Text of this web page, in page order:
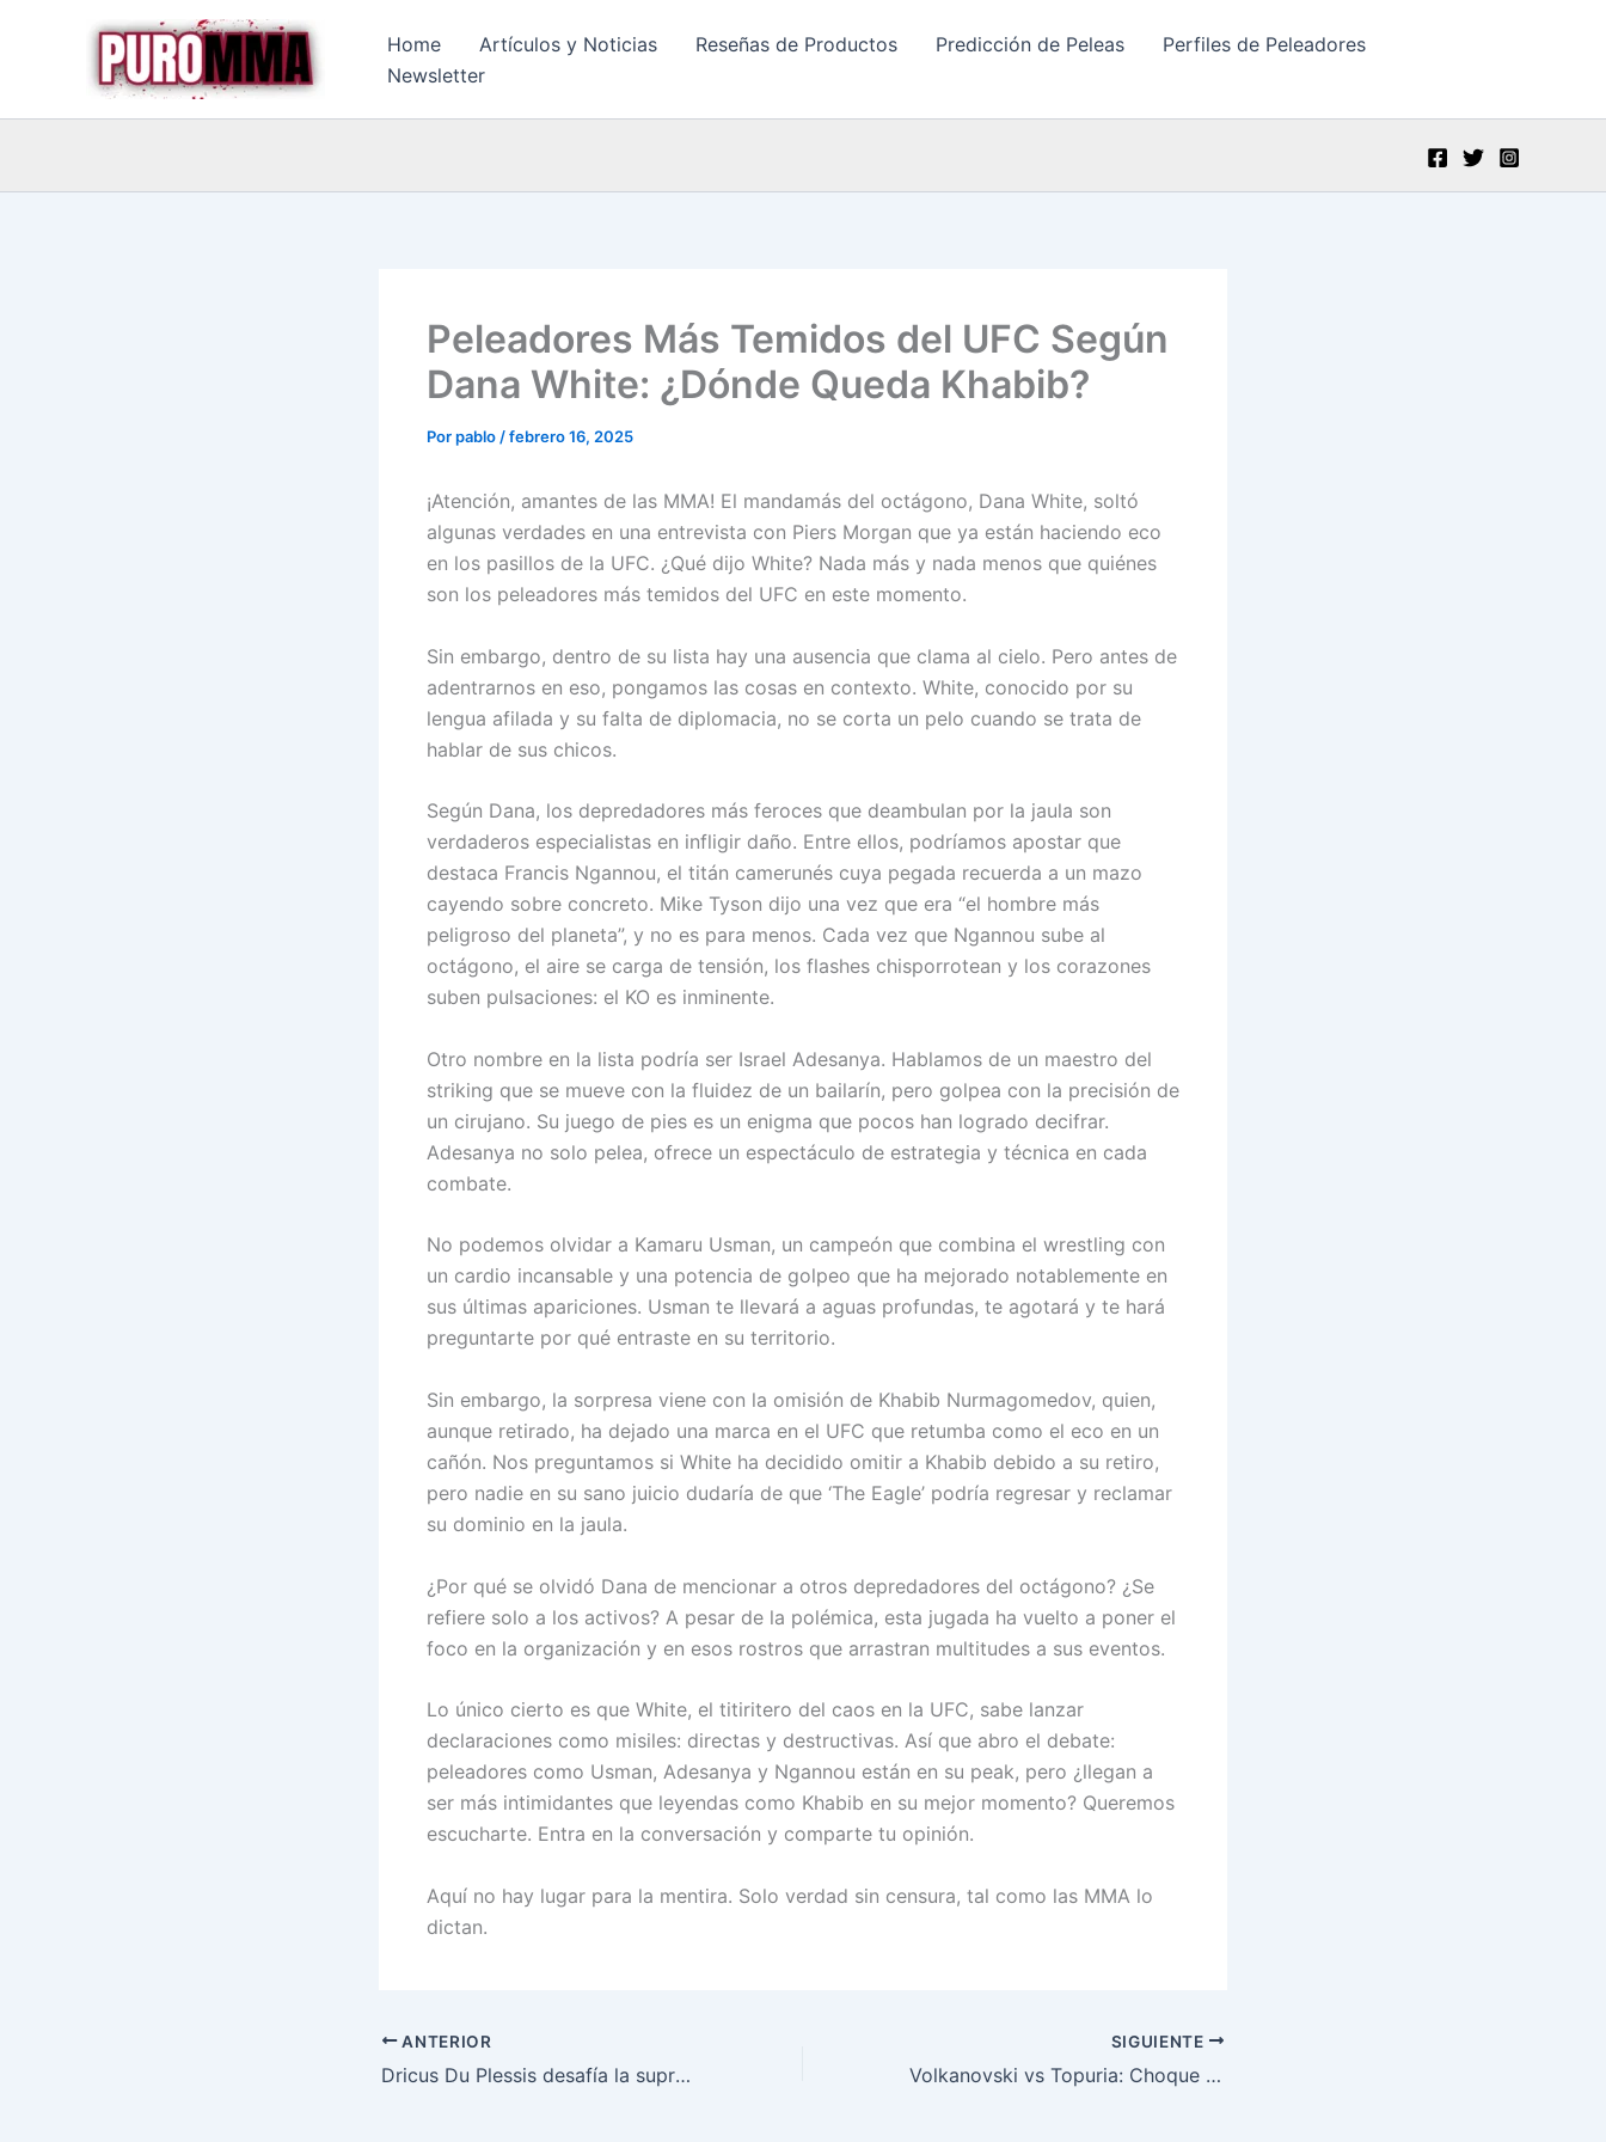
Home Artículos y Noticias Reseñas de Productos Predicción de Peleas
Perfiles de Peleadores
Newsletter
Peleadores Más Temidos del UFC Según
Dana White: ¿Dónde Queda Khabib?
Porpablo /febrero 16, 2025
¡Atención, amantes de las MMA! El mandamás del octágono, Dana White, soltó
algunas verdades en una entrevista con Piers Morgan que ya están haciendo eco
en los pasillos de la UFC. ¿Qué dijo White? Nada más y nada menos que quiénes
son los peleadores más temidos del UFC en este momento.
Sin embargo, dentro de su lista hay una ausencia que clama al cielo. Pero antes de
adentrarnos en eso, pongamos las cosas en contexto. White, conocido por su
lengua afilada y su falta de diplomacia, no se corta un pelo cuando se trata de
hablar de sus chicos.
Según Dana, los depredadores más feroces que deambulan por la jaula son
verdaderos especialistas en infligir daño. Entre ellos, podríamos apostar que
destaca Francis Ngannou, el titán camerunés cuya pegada recuerda a un mazo
cayendo sobre concreto. Mike Tyson dijo una vez que era “el hombre más
peligroso del planeta”, y no es para menos. Cada vez que Ngannou sube al
octágono, el aire se carga de tensión, los flashes chisporrotean y los corazones
suben pulsaciones: el KO es inminente.
Otro nombre en la lista podría ser Israel Adesanya. Hablamos de un maestro del
striking que se mueve con la fluidez de un bailarín, pero golpea con la precisión de
un cirujano. Su juego de pies es un enigma que pocos han logrado decifrar.
Adesanya no solo pelea, ofrece un espectáculo de estrategia y técnica en cada
combate.
No podemos olvidar a Kamaru Usman, un campeón que combina el wrestling con
un cardio incansable y una potencia de golpeo que ha mejorado notablemente en
sus últimas apariciones. Usman te llevará a aguas profundas, te agotará y te hará
preguntarte por qué entraste en su territorio.
Sin embargo, la sorpresa viene con la omisión de Khabib Nurmagomedov, quien,
aunque retirado, ha dejado una marca en el UFC que retumba como el eco en un
cañón. Nos preguntamos si White ha decidido omitir a Khabib debido a su retiro,
pero nadie en su sano juicio dudaría de que ‘The Eagle’ podría regresar y reclamar
su dominio en la jaula.
¿Por qué se olvidó Dana de mencionar a otros depredadores del octágono? ¿Se
refiere solo a los activos? A pesar de la polémica, esta jugada ha vuelto a poner el
foco en la organización y en esos rostros que arrastran multitudes a sus eventos.
Lo único cierto es que White, el titiritero del caos en la UFC, sabe lanzar
declaraciones como misiles: directas y destructivas. Así que abro el debate:
peleadores como Usman, Adesanya y Ngannou están en su peak, pero ¿llegan a
ser más intimidantes que leyendas como Khabib en su mejor momento? Queremos
escucharte. Entra en la conversación y comparte tu opinión.
Aquí no hay lugar para la mentira. Solo verdad sin censura, tal como las MMA lo
dictan.
ANTERIOR
Dricus Du Plessis desafía la supremacía de Conor McGregor en UFC
SIGUIENTE
Volkanovski vs Topuria: Choque Épico de Titanes en UFC